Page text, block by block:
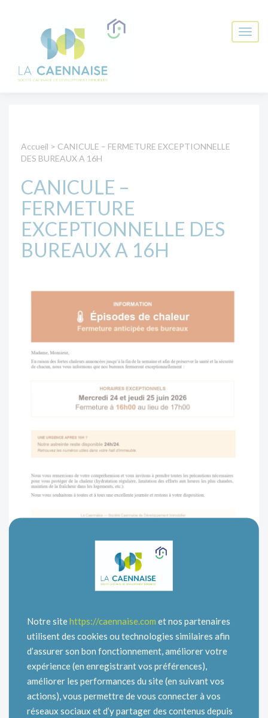
Accueil > CANICULE – FERMETURE EXCEPTIONNELLE
DES BUREAUX A 16H
CANICULE –
FERMETURE
EXCEPTIONNELLE DES
BUREAUX A 16H
Notre sitehttps://caennaise.com et nos partenaires
utilisent des cookies ou technologies similaires afin
d’assurer son bon fonctionnement, améliorer votre
expérience (en enregistrant vos préférences),
améliorer les performances du site (en suivant vos
actions), vous permettre de vous connecter à vos
réseaux sociaux et d’y partager des contenus depuis